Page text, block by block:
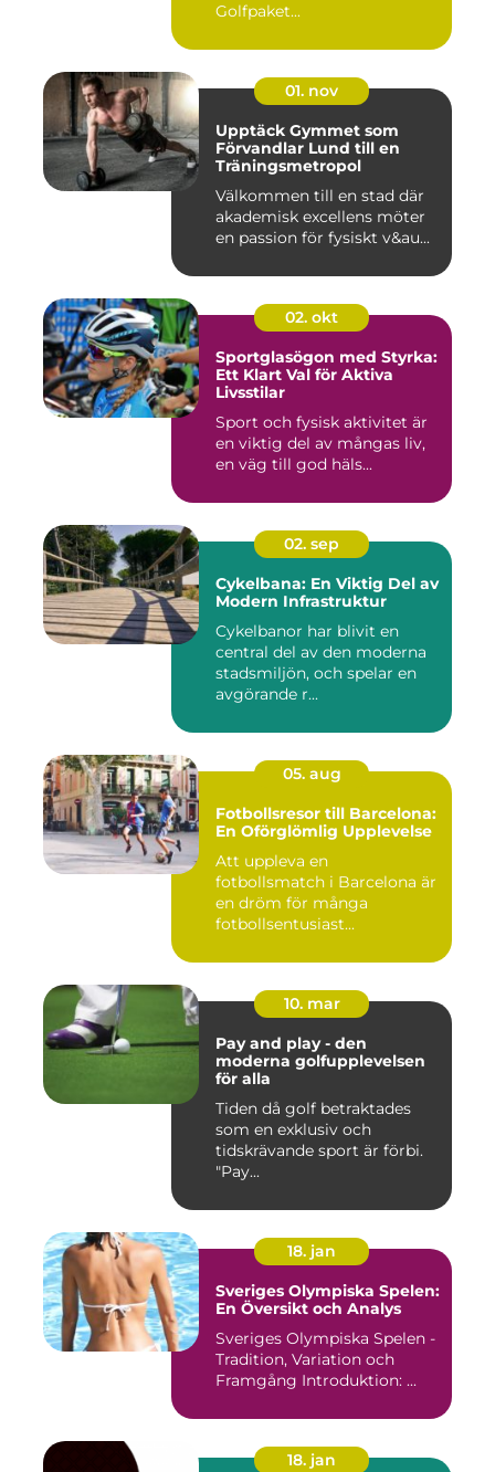
Golfpaket...
01. nov
Upptäck Gymmet som
Förvandlar Lund till en
Träningsmetropol
Välkommen till en stad där
akademisk excellens möter
en passion för fysiskt v&au...
02. okt
Sportglasögon med Styrka:
Ett Klart Val för Aktiva
Livsstilar
Sport och fysisk aktivitet är
en viktig del av mångas liv,
en väg till god häls...
02. sep
Cykelbana: En Viktig Del av
Modern Infrastruktur
Cykelbanor har blivit en
central del av den moderna
stadsmiljön, och spelar en
avgörande r...
05. aug
Fotbollsresor till Barcelona:
En Oförglömlig Upplevelse
Att uppleva en
fotbollsmatch i Barcelona är
en dröm för många
fotbollsentusiast...
10. mar
Pay and play - den
moderna golfupplevelsen
för alla
Tiden då golf betraktades
som en exklusiv och
tidskrävande sport är förbi.
"Pay...
18. jan
Sveriges Olympiska Spelen:
En Översikt och Analys
Sveriges Olympiska Spelen -
Tradition, Variation och
Framgång Introduktion: ...
18. jan